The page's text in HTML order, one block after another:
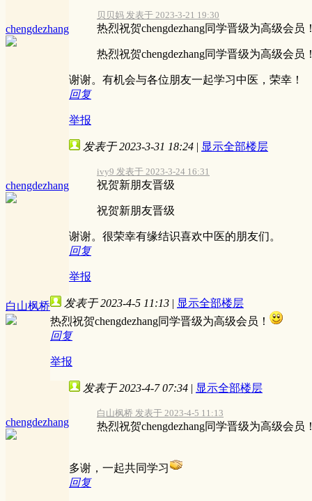
chengdezhang
贝贝妈 发表于 2023-3-21 19:30
热烈祝贺chengdezhang同学晋级为高级会员
热烈祝贺chengdezhang同学晋级为高级会员
谢谢。有机会与各位朋友一起学习中医，荣幸！
回复
举报
chengdezhang
发表于 2023-3-31 18:24 | 显示全部楼层
ivy9 发表于 2023-3-24 16:31
祝贺新朋友晋级
祝贺新朋友晋级
谢谢。很荣幸有缘结识喜欢中医的朋友们。
回复
举报
白山枫桥 发表于 2023-4-5 11:13 | 显示全部楼层
热烈祝贺chengdezhang同学晋级为高级会员！
回复
举报
chengdezhang
发表于 2023-4-7 07:34 | 显示全部楼层
白山枫桥 发表于 2023-4-5 11:13
热烈祝贺chengdezhang同学晋级为高级会员
多谢，一起共同学习
回复